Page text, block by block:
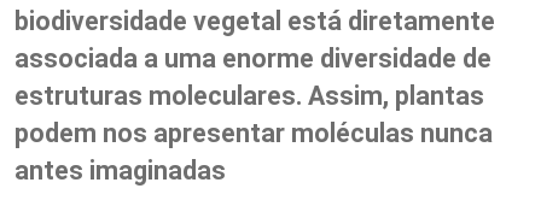
biodiversidade vegetal está diretamente
associada a uma enorme diversidade de
estruturas moleculares. Assim, plantas
podem nos apresentar moléculas nunca
antes imaginadas